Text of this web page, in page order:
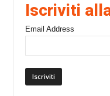
Iscriviti
Email Address